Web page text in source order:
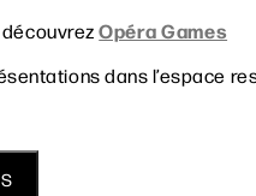
découvrezOpéra Games
dans l’espace